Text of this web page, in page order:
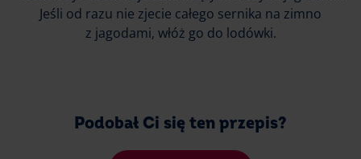
Jeśli od razu nie zjecie całego sernika na zimno
z jagodami, włóż go do lodówki.
Podobał Ci się ten przepis?